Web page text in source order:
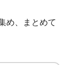
め、まとめて